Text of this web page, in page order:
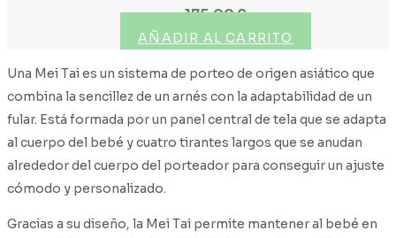
175,00€
AÑADIR AL CARRITO
Una Mei Tai es un sistema de porteo de origen asiático que
combina la sencillez de un arnés con la adaptabilidad de un
fular. Está formada por un panel central de tela que se adapta
al cuerpo del bebé y cuatro tirantes largos que se anudan
alrededor del cuerpo del porteador para conseguir un ajuste
cómodo y personalizado.
Gracias a su diseño, la Mei Tai permite mantener al bebé en